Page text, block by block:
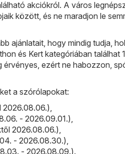
akciókról. A város
között, és ne maradjon le
ajánlatait, hogy mindig tudja, hol
és Kert kategóriában találhat
ezért ne habozzon,
a szórólapokat:
- 2026.09.01.)
2026.08.06.)
- 2026.08.30.)
- 2026.08.09.).